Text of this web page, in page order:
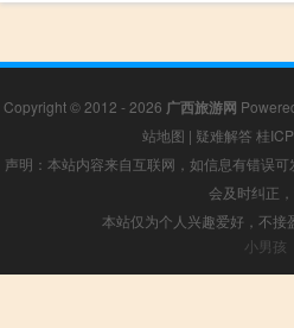
Copyright © 2012 - 2026 广西旅游网
站地图 | 疑难解答 桂
声明：本站内容来自互联网，如信息有错误
会及时纠正
本站仅为个人兴趣爱好，不接
小男孩